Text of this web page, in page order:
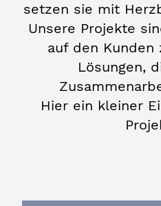
setzen sie mit
Unsere Projekte
auf den Kunden
Lösungen,
Hier ein kleiner